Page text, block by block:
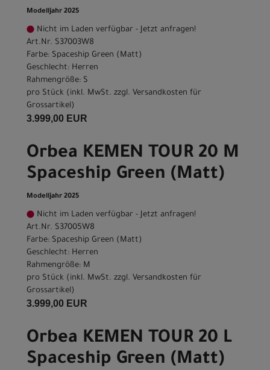
Modelljahr 2025
Nicht im Laden verfügbar - Jetzt anfragen!
Art.Nr. S37003W8
Farbe: Spaceship Green (Matt)
Geschlecht: Herren
Rahmengröße: S
pro Stück (inkl. MwSt. zzgl. Versandkosten für
Grossartikel )
3.999,00 EUR
Orbea KEMEN TOUR 20 M
Spaceship Green (Matt)
Modelljahr 2025
Nicht im Laden verfügbar - Jetzt anfragen!
Art.Nr. S37005W8
Farbe: Spaceship Green (Matt)
Geschlecht: Herren
Rahmengröße: M
pro Stück (inkl. MwSt. zzgl. Versandkosten für
Grossartikel )
3.999,00 EUR
Orbea KEMEN TOUR 20 L
Spaceship Green (Matt)